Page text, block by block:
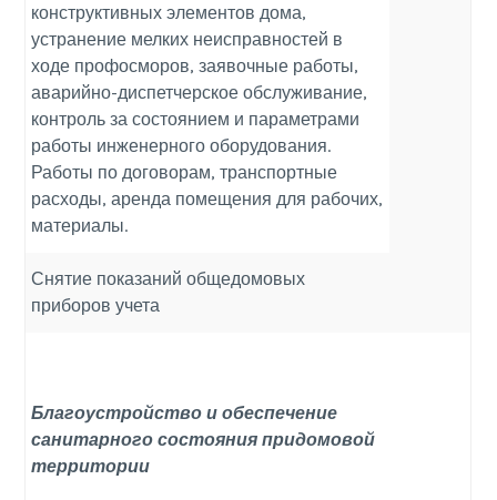
конструктивных элементов дома,
устранение мелких неисправностей в
ходе профосморов, заявочные работы,
аварийно-диспетчерское обслуживание,
контроль за состоянием и параметрами
работы инженерного оборудования.
Работы по договорам, транспортные
расходы, аренда помещения для рабочих,
материалы.
Снятие показаний общедомовых
приборов учета
Благоустройство и обеспечение
санитарного состояния придомовой
территории